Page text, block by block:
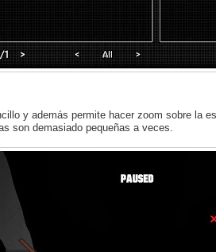
y además permite hacer zoom sobre la
son demasiado pequeñas a veces.